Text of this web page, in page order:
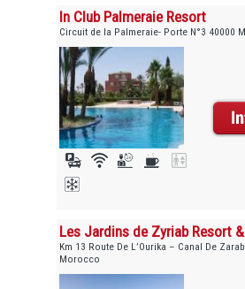
In Club Palmeraie Resort
Circuit de la Palmeraie- Porte N°3 40000
Les Jardins de Zyriab Resort
Km 13 Route De L’Ourika – Canal De
Morocco